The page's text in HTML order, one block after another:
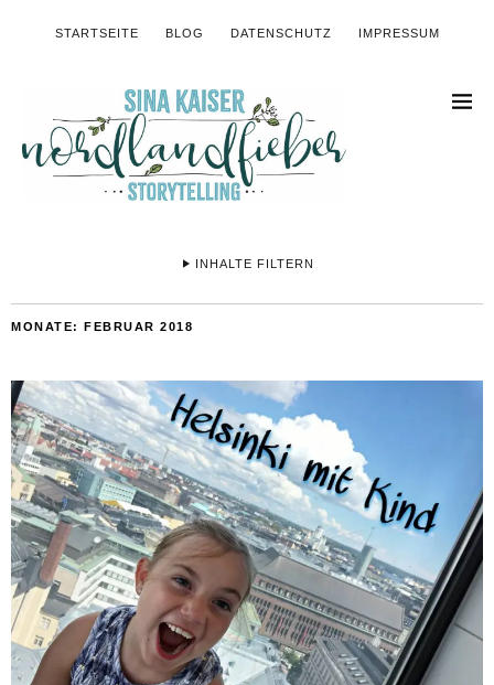
STARTSEITE BLOG DATENSCHUTZ IMPRESSUM
INHALTE FILTERN
MONATE: FEBRUAR 2018